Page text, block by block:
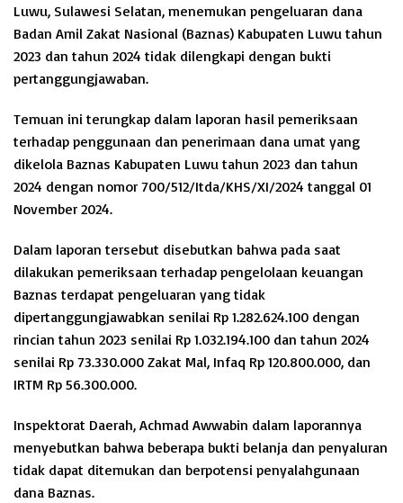
Luwu, Sulawesi Selatan, menemukan pengeluaran dana
Badan Amil Zakat Nasional (Baznas) Kabupaten Luwu tahun
2023 dan tahun 2024 tidak dilengkapi dengan bukti
pertanggungjawaban.
Temuan ini terungkap dalam laporan hasil pemeriksaan
terhadap penggunaan dan penerimaan dana umat yang
dikelola Baznas Kabupaten Luwu tahun 2023 dan tahun
2024 dengan nomor 700/512/Itda/KHS/XI/2024 tanggal 01
November 2024.
Dalam laporan tersebut disebutkan bahwa pada saat
dilakukan pemeriksaan terhadap pengelolaan keuangan
Baznas terdapat pengeluaran yang tidak
dipertanggungjawabkan senilai Rp 1.282.624.100 dengan
rincian tahun 2023 senilai Rp 1.032.194.100 dan tahun 2024
senilai Rp 73.330.000 Zakat Mal, Infaq Rp 120.800.000, dan
IRTM Rp 56.300.000.
Inspektorat Daerah, Achmad Awwabin dalam laporannya
menyebutkan bahwa beberapa bukti belanja dan penyaluran
tidak dapat ditemukan dan berpotensi penyalahgunaan
dana Baznas.